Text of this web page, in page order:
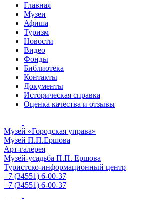
Главная
Музеи
Афиша
Туризм
Новости
Видео
Фонды
Библиотека
Контакты
Документы
Историческая справка
Оценка качества и отзывы
Музей «Городская управа»
Музей П.П.Ершова
Арт-галерея
Музей-усадьба П.П. Ершова
Туристско-информационный центр
+7 (34551) 6-00-37
+7 (34551) 6-00-37